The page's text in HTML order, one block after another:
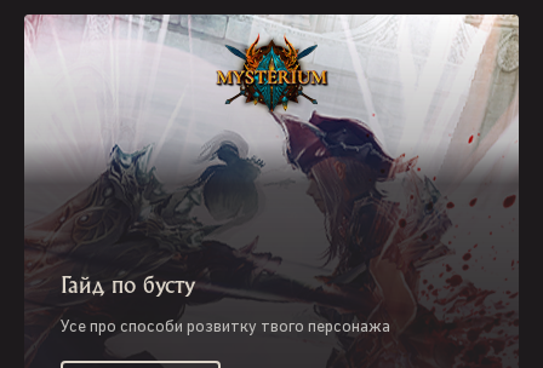
Гайд по бусту
Усе про способи розвитку твого персонажа